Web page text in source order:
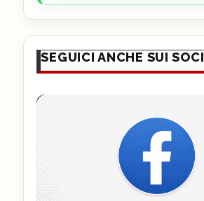
SEGUICI ANCHE SUI